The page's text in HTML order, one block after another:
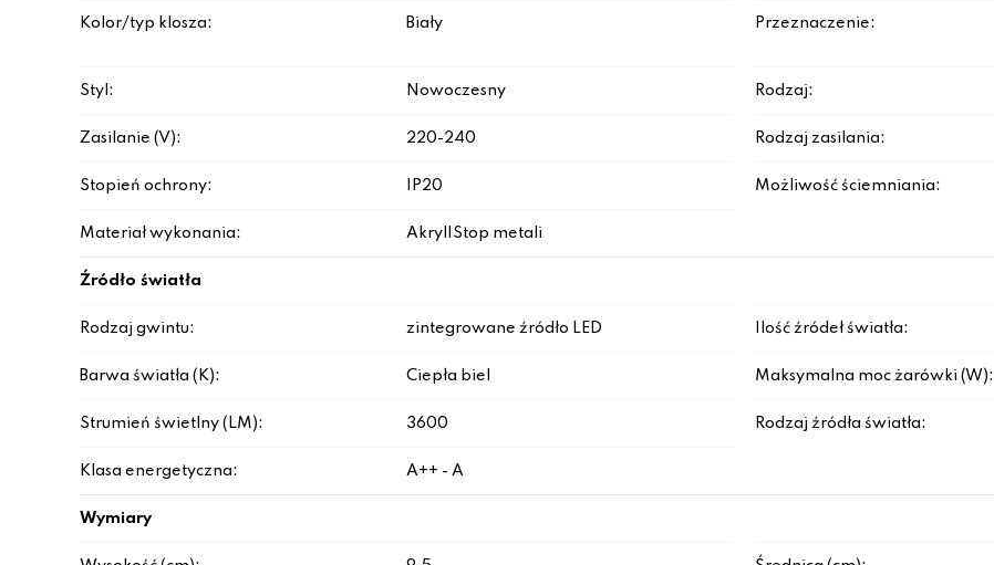
Kolor/typ klosza: Biały Przeznaczenie:
Styl: Nowoczesny Rodzaj:
Zasilanie (V): 220-240 Rodzaj zasilania:
Stopień ochrony: IP20 Możliwość ściemniania:
Materiał wykonania: Akryl|Stop metali
Źródło światła
Rodzaj gwintu: zintegrowane źródło LED Ilość źródeł światła:
Barwa światła (K): Ciepła biel Maksymalna moc żarówki (W):
Strumień świetlny (LM): 3600 Rodzaj źródła światła:
Klasa energetyczna: A++ - A
Wymiary